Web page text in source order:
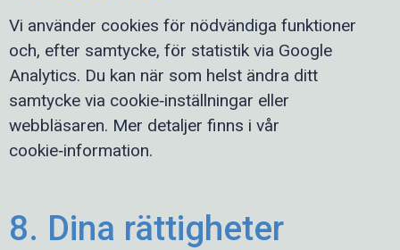
Vi använder cookies för nödvändiga funktioner
och, efter samtycke, för statistik via Google
Analytics. Du kan när som helst ändra ditt
samtycke via cookie‑inställningar eller
webbläsaren. Mer detaljer finns i vår
cookie‑information.
8. Dina rättigheter